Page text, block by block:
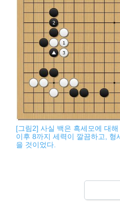
[그림2] 사실 백은 흑세모에 대
이후 8까지 세력이 깔끔하고, 형
을 것이었다.